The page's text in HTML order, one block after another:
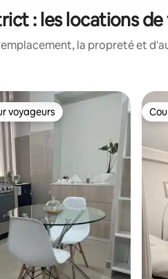
: les locations
la propreté et
131 commentaires
voyageurs
voyageurs